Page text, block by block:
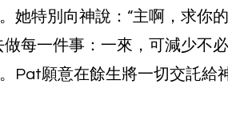
她特別向神說：“主啊，求你
每一件事：一來，可減少不
Pat願意在餘生將一切交託給